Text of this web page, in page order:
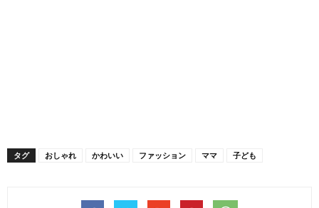
タグ おしゃれ かわいい ファッション ママ 子ども